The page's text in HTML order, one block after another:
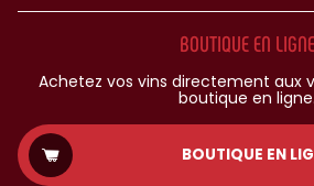
BOUTIQUE EN LIGNE
Achetez vos vins directement aux
boutique en ligne.
BOUTIQUE EN